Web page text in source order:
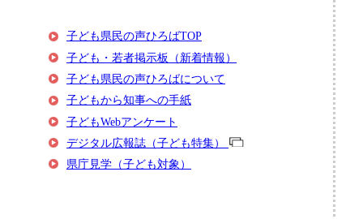
子ども県民の声ひろばTOP
子ども・若者掲示板（新着情報）
子ども県民の声ひろばについて
子どもから知事への手紙
子どもWebアンケート
デジタル広報誌（子ども特集）
県庁見学（子ども対象）